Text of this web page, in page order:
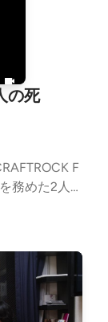
トーシス池
、様々なカ
マンや表現
プな1時間
の死
F
務めた2人
フィシャル
たビールサ
気のカメラ
圧倒的なラ